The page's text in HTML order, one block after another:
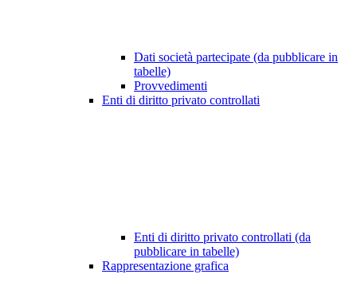
Dati società partecipate (da pubblicare in
tabelle)
Provvedimenti
Enti di diritto privato controllati
Enti di diritto privato controllati (da
pubblicare in tabelle)
Rappresentazione grafica